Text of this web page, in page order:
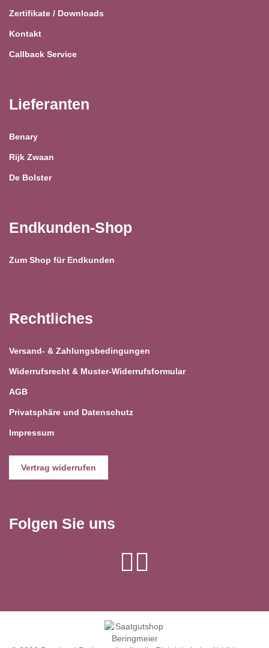
Zertifikate / Downloads
Kontakt
Callback Service
Lieferanten
Benary
Rijk Zwaan
De Bolster
Endkunden-Shop
Zum Shop für Endkunden
Rechtliches
Versand- & Zahlungsbedingungen
Widerrufsrecht & Muster-Widerrufsformular
AGB
Privatsphäre und Datenschutz
Impressum
Vertrag widerrufen
Folgen Sie uns